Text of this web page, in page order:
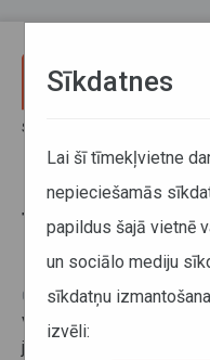
Sākums
ierobežojumi
08. aprīlis 2016
VSIA Autotransporta
jautājumus, kas saistīti
Sīkdatnes
Lai šī tīmekļvietne
nepieciešamās
papildus šajā vietnē
un sociālo mediju
sīkdatņu
izvēli: